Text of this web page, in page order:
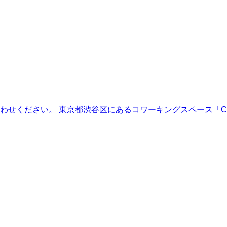
せください。 東京都渋谷区にあるコワーキングスペース「